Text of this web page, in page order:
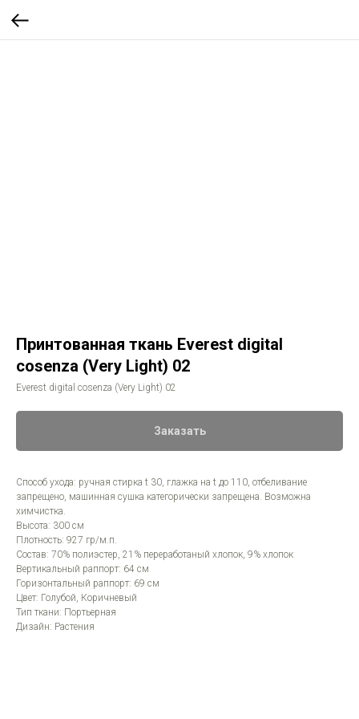
Принтованная ткань Everest digital
cosenza (Very Light) 02
Everest digital cosenza (Very Light) 02
Заказать
Способ ухода: ручная стирка t 30, глажка на t до 110, отбеливание
запрещено, машинная сушка категорически запрещена. Возможна
химчистка.
Высота: 300 см
Плотность: 927 гр/м.п.
Состав: 70% полиэстер, 21% переработаный хлопок, 9% хлопок
Вертикальный раппорт: 64 см
Горизонтальный раппорт: 69 см
Цвет: Голубой, Коричневый
Тип ткани: Портьерная
Дизайн: Растения